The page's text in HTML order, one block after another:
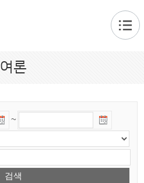
여론
~